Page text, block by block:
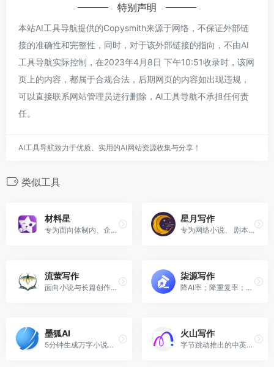
特别声明
本站AI工具导航提供的Copysmith来源于网络，不保证外部链
接的准确性和完整性，同时，对于该外部链接的指向，不由AI
工具导航实际控制，在2023年4月8日 下午10:51收录时，该网
页上的内容，都属于合规合法，后期网页的内容如出现违规，
可以直接联系网站管理员进行删除，AI工具导航不承担任何责
任。
AI工具导航致力于优质、实用的AI网站资源收集与分享！
类似工具
材料星
专为面向体制内、企事业单位文秘及职场文字工作者的垂直AI写作工具。
星月写作
专为网络小说、 剧本创作者打造的AI增效工具
流萤写作
面向小说与长篇创作的 AI 辅助创作平台，帮助把灵感落实为可持续推进的作品。
柒源写作
降AI率；降重复率；一键初稿；一键图表
墨狐AI
5分钟生成万字小说，人人都是小说家！
火山写作
字节跳动推出的中英文AI写作、语法纠错、智能润色工具